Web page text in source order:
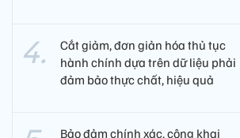
Cắt giảm, đơn giản hóa thủ tục
hành chính dựa trên dữ liệu phải
đảm bảo thực chất, hiệu quả
Bảo đảm chính xác, công khai